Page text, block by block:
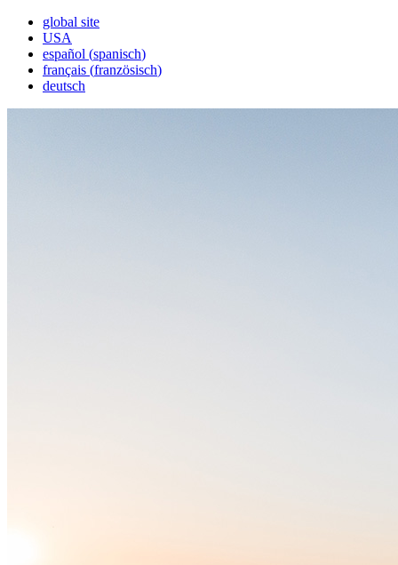
global site
USA
español (spanisch)
français (französisch)
deutsch